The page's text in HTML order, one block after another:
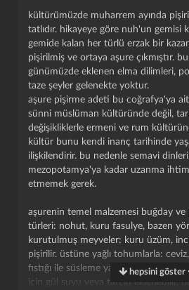
kültürümüzde muharrem ayında
tatlıdır. hikayeye göre nuh'un gemisi
gemide kalan her türlü erzak bir
pişirilmiş ve ortaya aşure çıkmıştır.
günümüzde eklenen elma dilimleri,
taze şeyler gelenekte yoktur.
aşure pişirme adeti bu coğrafya'ya
sünni müslüman kültüründe değil,
değişikliklerle ermeni ve rum
kültür bunu kendi inanç tarihinde
ilişkilendirir. bu nedenle semavi
mezopotamya'ya kadar uzanma
etmemek gerek.
aşurenin temel malzemesi buğday
türleri: nohut, kuru fasulye, bazen
kurutulmuş meyveler: kuru üzüm,
pişirilir. üstüne yağlı tohumlarla:
fıstığı ile süsleme yapılır. yöresine
için gül suyu veya tarçın eklenebilir.
hepsini göster